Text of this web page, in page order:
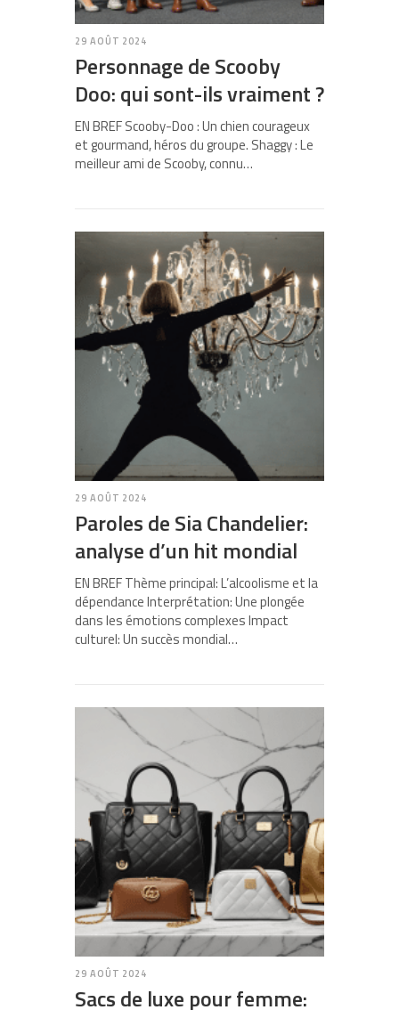
29 AOÛT 2024
Personnage de Scooby
Doo: qui sont-ils vraiment ?
EN BREF Scooby-Doo : Un chien courageux
et gourmand, héros du groupe. Shaggy : Le
meilleur ami de Scooby, connu…
29 AOÛT 2024
Paroles de Sia Chandelier:
analyse d’un hit mondial
EN BREF Thème principal: L’alcoolisme et la
dépendance Interprétation: Une plongée
dans les émotions complexes Impact
culturel: Un succès mondial…
29 AOÛT 2024
Sacs de luxe pour femme: